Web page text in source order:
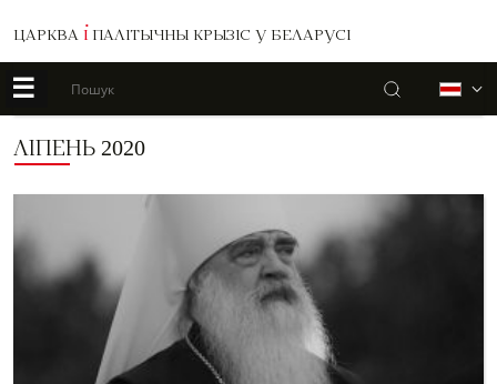
ЦАРКВА І ПАЛІТЫЧНЫ КРЫЗІС У БЕЛАРУСІ
☰ Пошук
ЛІПЕНЬ 2020